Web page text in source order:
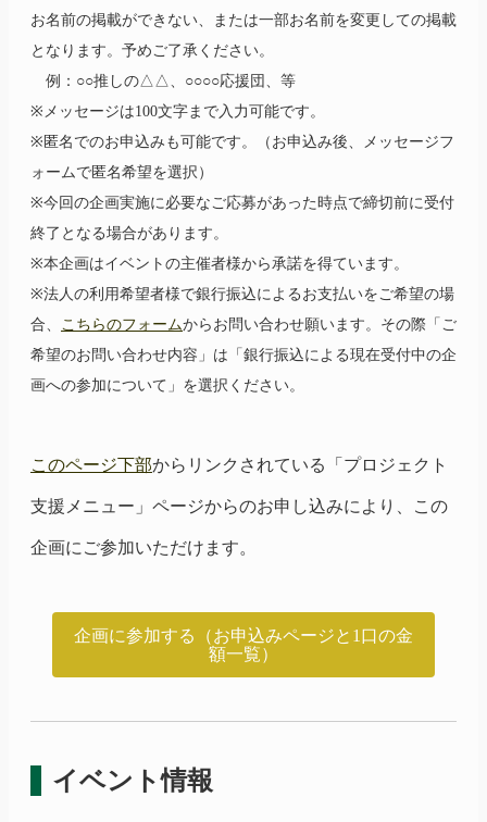
お名前の掲載ができない、または一部お名前を変更しての掲載
となります。予めご了承ください。
例：○○推しの△△、○○○○応援団、等
※メッセージは100文字まで入力可能です。
※匿名でのお申込みも可能です。（お申込み後、メッセージフ
ォームで匿名希望を選択）
※今回の企画実施に必要なご応募があった時点で締切前に受付
終了となる場合があります。
※本企画はイベントの主催者様から承諾を得ています。
※法人の利用希望者様で銀行振込によるお支払いをご希望の場
合、 こちらのフォームからお問い合わせ願います。その際「ご
希望のお問い合わせ内容」は「銀行振込による現在受付中の企
画への参加について」を選択ください。
このページ下部からリンクされている「プロジェクト
支援メニュー」ページからのお申し込みにより、この
企画にご参加いただけます。
企画に参加する（お申込みページと1口の金
額一覧）
イベント情報